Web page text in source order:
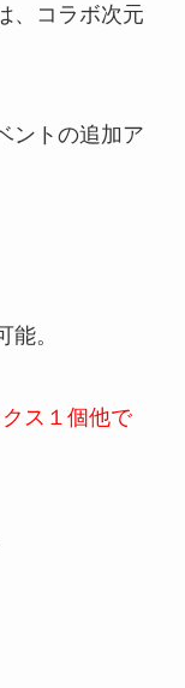
、コラボ次元
ントの追加ア
。
ス１個他で